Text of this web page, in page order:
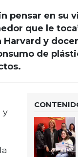
pensar en su
que le
y
de
y